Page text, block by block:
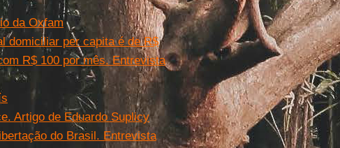
da Oxfam
domiciliar per capita é de R$
R$ 100 por mês. Entrevista
Artigo de Eduardo Suplicy
do Brasil. Entrevista